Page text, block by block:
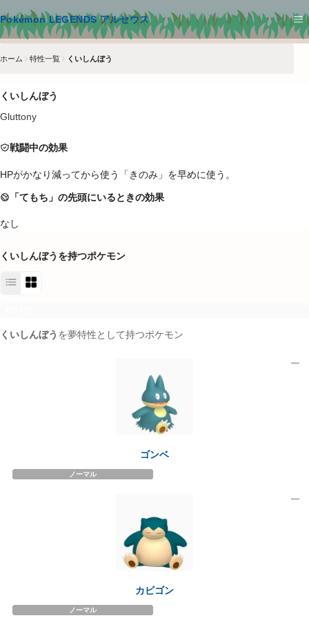
Pokémon LEGENDS アルセウス
メインコンテンツへスキップ
ホーム 特性一覧 くいしんぼう
くいしんぼう
Gluttony
戦闘中の効果
HPがかなり減ってから使う「きのみ」を早めに使う。
「てもち」の先頭にいるときの効果
なし
くいしんぼう を持つポケモン
くいしんぼう を夢特性として持つポケモン
ゴンベ
ノーマル
カビゴン
ノーマル